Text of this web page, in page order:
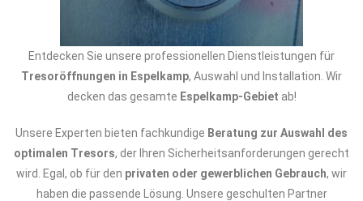
Entdecken Sie unsere professionellen Dienstleistungen für
Tresoröffnungen in Espelkamp, Auswahl und Installation. Wir
decken das gesamte Espelkamp-Gebiet ab!
Unsere Experten bieten fachkundige Beratung zur Auswahl des
optimalen Tresors, der Ihren Sicherheitsanforderungen gerecht
wird. Egal, ob für den privaten oder gewerblichen Gebrauch, wir
haben die passende Lösung. Unsere geschulten Partner